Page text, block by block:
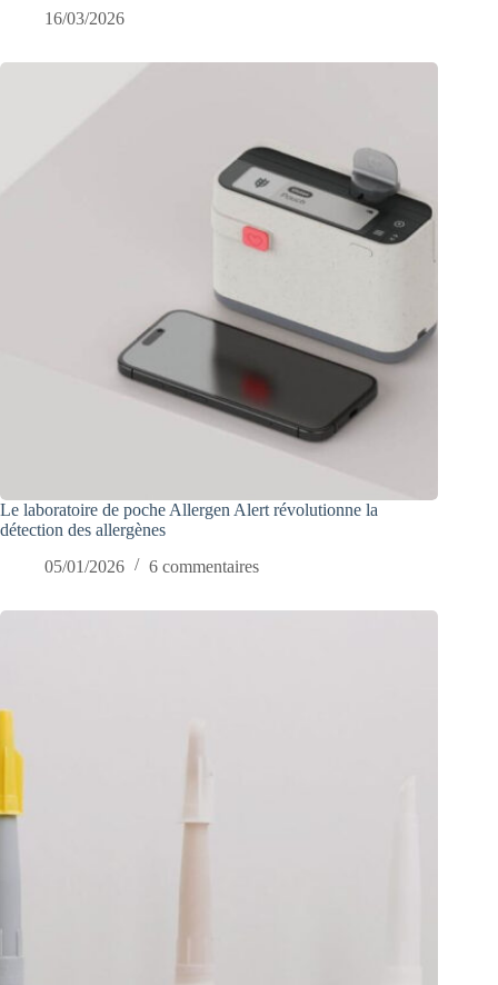
16/03/2026
Le laboratoire de poche Allergen Alert révolutionne la
détection des allergènes
05/01/2026
6 commentaires